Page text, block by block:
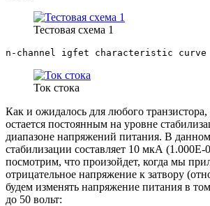
Тестовая схема 1
n-channel igfet characteristic curve
Ток стока
Как и ожидалось для любого
остается постоянным на уровне
диапазоне напряжений питания. В данном
стабилизации составляет 10 мкА (1.000E-
посмотрим, что произойдет, когда мы
отрицательное напряжение к затвору
будем изменять напряжение питания в
до 50 вольт: